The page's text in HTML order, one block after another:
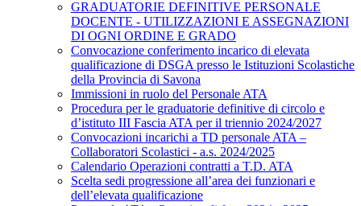
GRADUATORIE DEFINITIVE PERSONALE
DOCENTE - UTILIZZAZIONI E ASSEGNAZIONI
DI OGNI ORDINE E GRADO
Convocazione conferimento incarico di elevata
qualificazione di DSGA presso le Istituzioni Scolastiche
della Provincia di Savona
Immissioni in ruolo del Personale ATA
Procedura per le graduatorie definitive di circolo e
d’istituto III Fascia ATA per il triennio 2024/2027
Convocazioni incarichi a TD personale ATA –
Collaboratori Scolastici - a.s. 2024/2025
Calendario Operazioni contratti a T.D. ATA
Scelta sedi progressione all’area dei funzionari e
dell’elevata qualificazione